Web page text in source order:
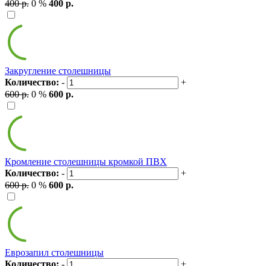
400 р. 0 % 400 р.
Закругление столешницы
Количество: -
+
600 р. 0 % 600 р.
Кромление столешницы кромкой ПВХ
Количество: -
+
600 р. 0 % 600 р.
Еврозапил столешницы